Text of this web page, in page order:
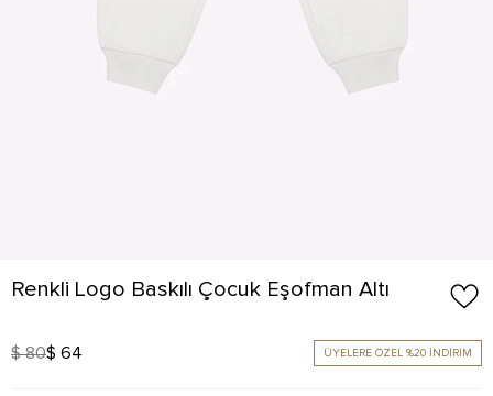
Renkli Logo Baskılı Çocuk Eşofman Altı
$ 80$ 64 ÜYELERE ÖZEL %20 İNDİRİM